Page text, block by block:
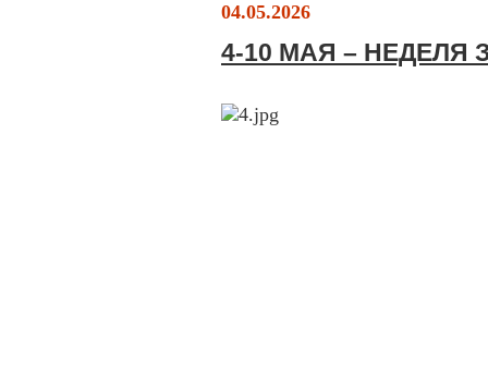
04.05.2026
4-10 МАЯ – НЕДЕЛЯ